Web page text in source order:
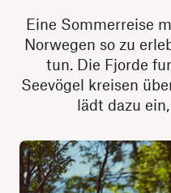
Eine Sommerreise
Norwegen so zu
tun. Die Fjorde
Seevögel kreisen
lädt dazu